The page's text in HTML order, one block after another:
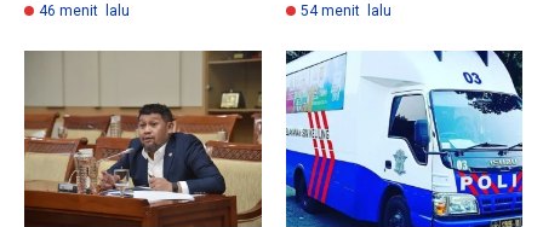
46 menit lalu 54 menit lalu